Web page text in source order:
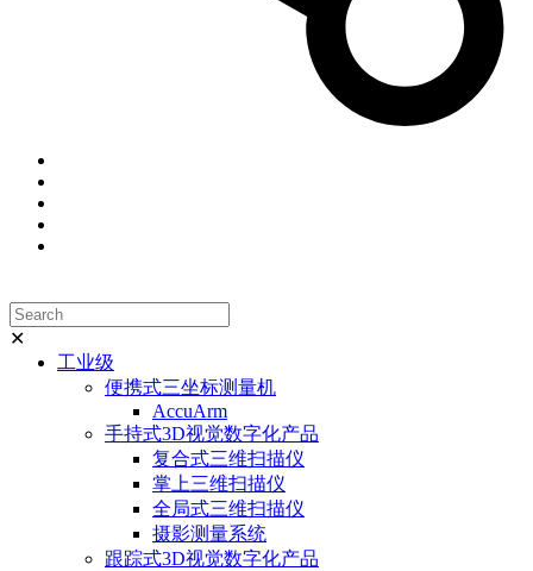
✕
工业级
便携式三坐标测量机
AccuArm
手持式3D视觉数字化产品
复合式三维扫描仪
掌上三维扫描仪
全局式三维扫描仪
摄影测量系统
跟踪式3D视觉数字化产品